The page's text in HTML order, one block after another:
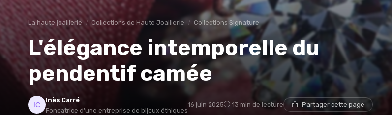
La haute joaillerie Collections de Haute Joaillerie Collections Signature
L'élégance intemporelle du
pendentif camée
Inès Carré
Fondatrice d'une entreprise de bijoux éthiques
16 juin 2025 13 min de lecture Partager cette page